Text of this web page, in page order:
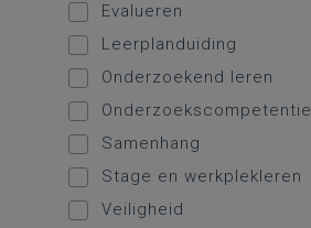
Evalueren
Leerplanduiding
Onderzoekend leren
Onderzoekscompetentie
Samenhang
Stage en werkplekleren
Veiligheid